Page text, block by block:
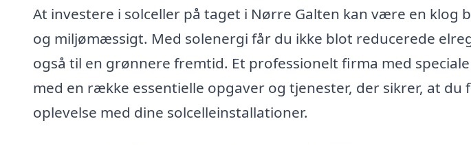
At investere i solceller på taget i Nørre Galten kan være en klog
og miljømæssigt. Med solenergi får du ikke blot reducerede
også til en grønnere fremtid. Et professionelt firma med
med en række essentielle opgaver og tjenester, der sikrer, at du
oplevelse med dine solcelleinstallationer.